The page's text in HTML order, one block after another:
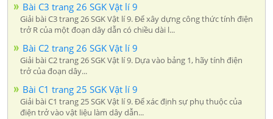
Bài C3 trang 26 SGK Vật lí 9
Giải bài C3 trang 26 SGK Vật lí 9. Để xây dựng công thức tính điện
trở R của một đoạn dây dẫn có chiều dài l...
Bài C2 trang 26 SGK Vật lí 9
Giải bài C2 trang 26 SGK Vật lí 9. Dựa vào bảng 1, hãy tính điện
trở của đoạn dây...
Bài C1 trang 25 SGK Vật lí 9
Giải bài C1 trang 25 SGK Vật lí 9. Để xác định sự phụ thuộc của
điện trở vào vật liệu làm dây dẫn...